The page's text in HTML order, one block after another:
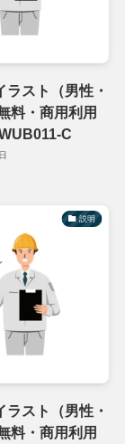
ラスト（男性・
料・商用利用
C
説明
ラスト（男性・
料・商用利用